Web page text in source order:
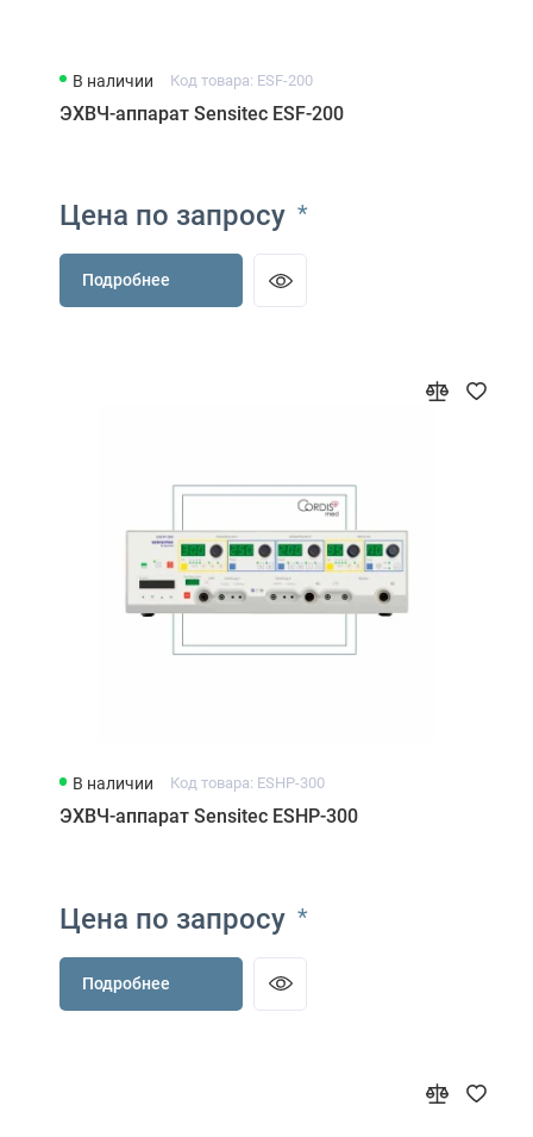
В наличии Код товара: ESF-200
ЭХВЧ-аппарат Sensitec ESF-200
Цена по запросу *
Подробнее
В наличии Код товара: ESHP-300
ЭХВЧ-аппарат Sensitec ESHP-300
Цена по запросу *
Подробнее